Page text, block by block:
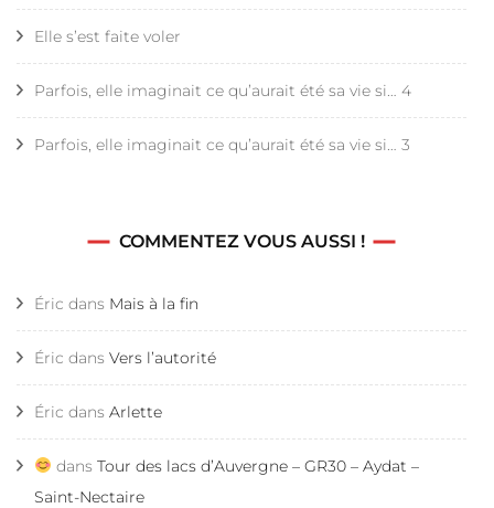
Elle s’est faite voler
Parfois, elle imaginait ce qu’aurait été sa vie si… 4
Parfois, elle imaginait ce qu’aurait été sa vie si… 3
COMMENTEZ VOUS AUSSI !
Éric dans Mais à la fin
Éric dans Vers l’autorité
Éric dans Arlette
dans Tour des lacs d’Auvergne – GR30 – Aydat –
Saint-Nectaire